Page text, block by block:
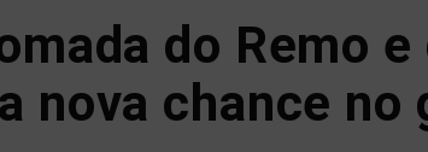
do Remo
nova chance no